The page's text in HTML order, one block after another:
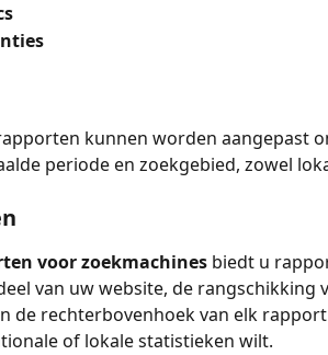
kunnen worden aangepast
periode en zoekgebied, zowel
voor zoekmachines biedt u
van uw website, de rangschikking
de rechterbovenhoek van elk
of lokale statistieken wilt.